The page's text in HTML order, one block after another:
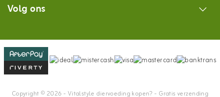
Volg ons
Copyright © 2026 - Vitalstyle diervoeding kopen? - Gratis verzending